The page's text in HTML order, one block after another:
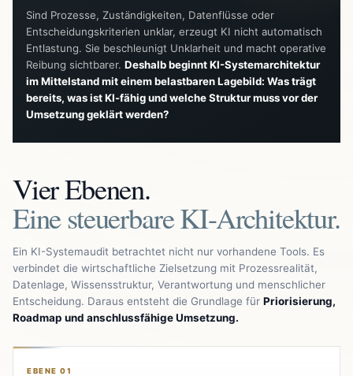
Sind Prozesse, Zuständigkeiten, Datenflüsse oder
Entscheidungskriterien unklar, erzeugt KI nicht automatisch
Entlastung. Sie beschleunigt Unklarheit und macht operative
Reibung sichtbarer. Deshalb beginnt KI-Systemarchitektur
im Mittelstand mit einem belastbaren Lagebild: Was trägt
bereits, was ist KI-fähig und welche Struktur muss vor der
Umsetzung geklärt werden?
Vier Ebenen.
Eine steuerbare KI-Architektur.
Ein KI-Systemaudit betrachtet nicht nur vorhandene Tools. Es
verbindet die wirtschaftliche Zielsetzung mit Prozessrealität,
Datenlage, Wissensstruktur, Verantwortung und menschlicher
Entscheidung. Daraus entsteht die Grundlage für Priorisierung,
Roadmap und anschlussfähige Umsetzung.
EBENE 01